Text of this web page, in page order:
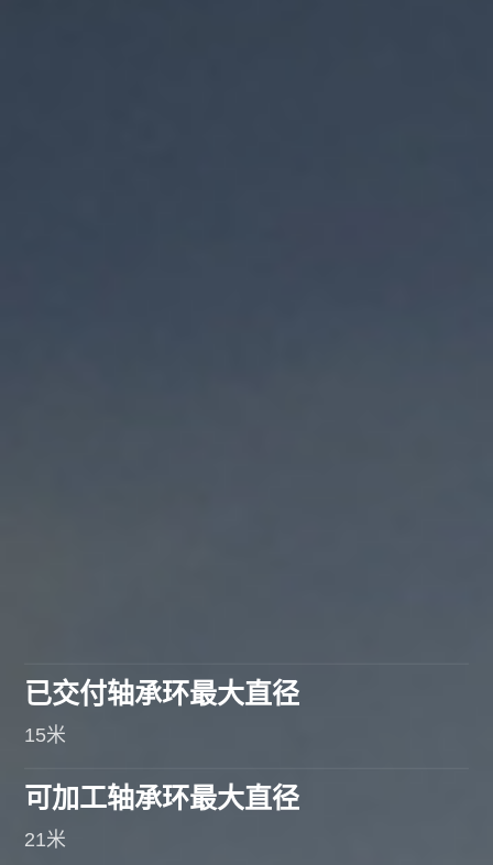
已交付轴承环最大直径
15米
可加工轴承环最大直径
21米